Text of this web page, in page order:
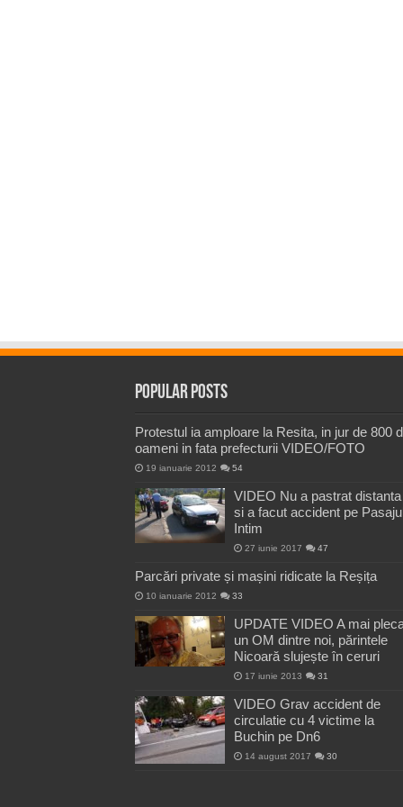
Popular Posts
Protestul ia amploare la Resita, in jur de 800
oameni in fata prefecturii VIDEO/FOTO
19 ianuarie 2012 54
VIDEO Nu a pastrat distanta
si a facut accident pe
Intim
27 iunie 2017 47
Parcări private și mașini ridicate la Reșița
10 ianuarie 2012 33
UPDATE VIDEO A mai
un OM dintre noi, părintele
Nicoară slujește în ceruri
17 iunie 2013 31
VIDEO Grav accident de
circulatie cu 4 victime la
Buchin pe Dn6
14 august 2017 30